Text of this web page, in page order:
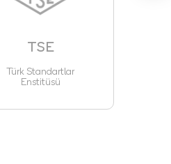
TSE
Türk Standartlar
Enstitüsü